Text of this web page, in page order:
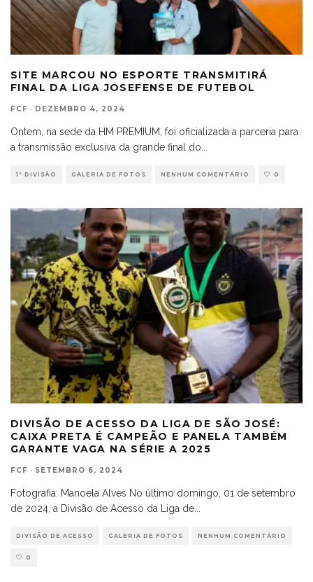
SITE MARCOU NO ESPORTE TRANSMITIRÁ
FINAL DA LIGA JOSEFENSE DE FUTEBOL
FCF · DEZEMBRO 4, 2024
Ontem, na sede da HM PREMIUM, foi oficializada a parceria para
a transmissão exclusiva da grande final do...
1ª DIVISÃO GALERIA DE FOTOS NENHUM COMENTÁRIO 0
DIVISÃO DE ACESSO DA LIGA DE SÃO JOSÉ:
CAIXA PRETA É CAMPEÃO E PANELA TAMBÉM
GARANTE VAGA NA SÉRIE A 2025
FCF · SETEMBRO 6, 2024
Fotografia: Manoela Alves No último domingo, 01 de setembro
de 2024, a Divisão de Acesso da Liga de
DIVISÃO DE ACESSO GALERIA DE FOTOS NENHUM COMENTÁRIO
0